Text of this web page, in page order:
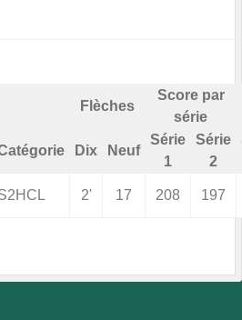
Flèches
Score par
série
Dix Neuf
Série
1
Série
2
2' 17 208 197